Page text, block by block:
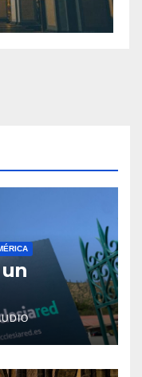
N
O